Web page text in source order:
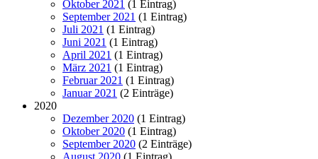
Oktober 2021 (1 Eintrag)
September 2021 (1 Eintrag)
Juli 2021 (1 Eintrag)
Juni 2021 (1 Eintrag)
April 2021 (1 Eintrag)
März 2021 (1 Eintrag)
Februar 2021 (1 Eintrag)
Januar 2021 (2 Einträge)
2020
Dezember 2020 (1 Eintrag)
Oktober 2020 (1 Eintrag)
September 2020 (2 Einträge)